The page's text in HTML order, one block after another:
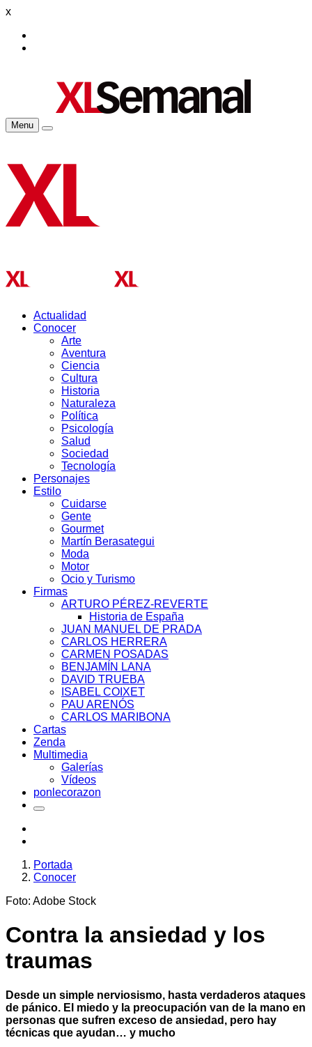
x
Menu
Actualidad
Conocer
Arte
Aventura
Ciencia
Cultura
Historia
Naturaleza
Política
Psicología
Salud
Sociedad
Tecnología
Personajes
Estilo
Cuidarse
Gente
Gourmet
Martín Berasategui
Moda
Motor
Ocio y Turismo
Firmas
ARTURO PÉREZ-REVERTE
Historia de España
JUAN MANUEL DE PRADA
CARLOS HERRERA
CARMEN POSADAS
BENJAMÍN LANA
DAVID TRUEBA
ISABEL COIXET
PAU ARENÓS
CARLOS MARIBONA
Cartas
Zenda
Multimedia
Galerías
Vídeos
ponlecorazon
Portada
Conocer
Foto: Adobe Stock
Contra la ansiedad y los
traumas
Desde un simple nerviosismo, hasta verdaderos ataques
de pánico. El miedo y la preocupación van de la mano en
personas que sufren exceso de ansiedad, pero hay
técnicas que ayudan… y mucho